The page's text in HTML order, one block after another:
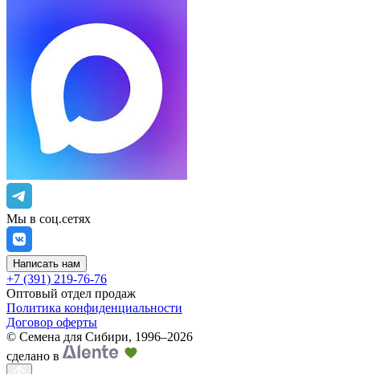
Мы в соц.сетях
Написать нам
+7 (391) 219-76-76
Оптовый отдел продаж
Политика конфиденциальности
Договор оферты
© Семена для Сибири, 1996–2026
сделано в